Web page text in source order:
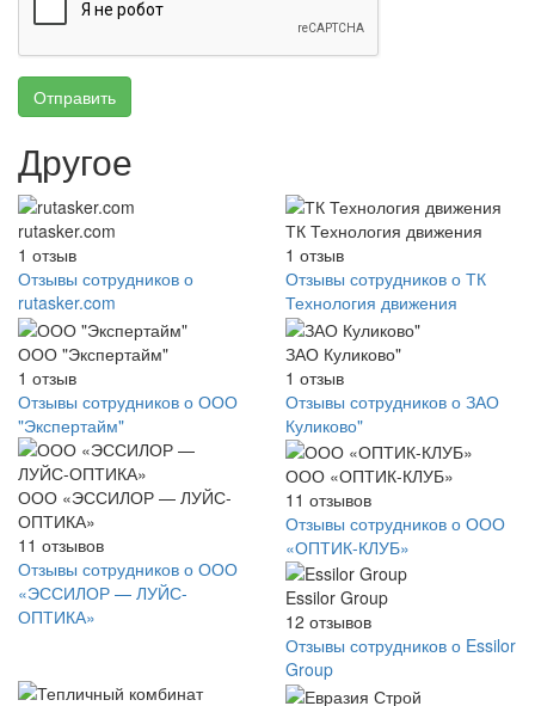
Отправить
Другое
rutasker.com
1 отзыв
Отзывы сотрудников о
rutasker.com
ТК Технология движения
1 отзыв
Отзывы сотрудников о ТК
Технология движения
ООО "Экспертайм"
1 отзыв
Отзывы сотрудников о ООО
"Экспертайм"
ЗАО Куликово"
1 отзыв
Отзывы сотрудников о ЗАО
Куликово"
ООО «ЭССИЛОР — ЛУЙС-
ОПТИКА»
11 отзывов
Отзывы сотрудников о ООО
«ЭССИЛОР — ЛУЙС-
ОПТИКА»
ООО «ОПТИК-КЛУБ»
11 отзывов
Отзывы сотрудников о ООО
«ОПТИК-КЛУБ»
Essilor Group
12 отзывов
Отзывы сотрудников о Essilor
Group